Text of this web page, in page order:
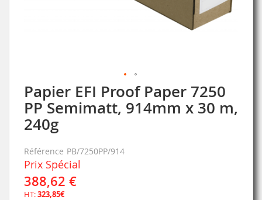
Papier EFI Proof Paper 7250
PP Semimatt, 914mm x 30 m,
240g
Référence PB/7250PP/914
Prix Spécial
388,62 €
HT:323,85€
Skip
to
the
beginning
the
images
gallery